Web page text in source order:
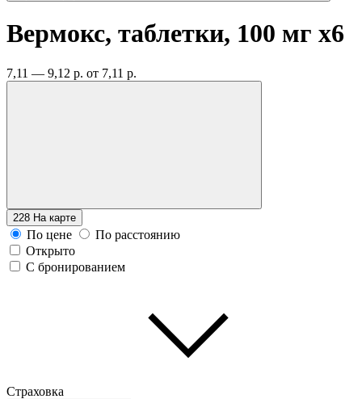
Вермокс, таблетки, 100 мг x6
7,11 — 9,12 р. от 7,11 р.
228 На карте
По цене
По расстоянию
Открыто
С бронированием
Страховка